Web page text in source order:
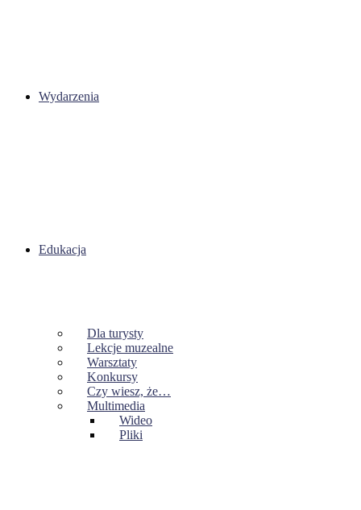
Wydarzenia
Edukacja
Dla turysty
Lekcje muzealne
Warsztaty
Konkursy
Czy wiesz, że…
Multimedia
Wideo
Pliki